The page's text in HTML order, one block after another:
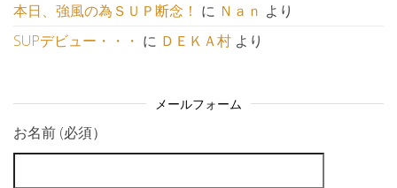
本日、強風の為ＳＵＰ断念！ に Ｎａｎ より
SUPデビュー・・・ に ＤＥＫＡ村 より
メールフォーム
お名前 (必須）